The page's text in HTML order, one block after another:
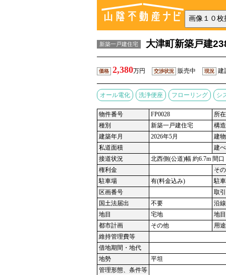
新築一戸建住宅 大津町新築戸建
価格 2,380万円 交渉状況 販売中 現況 建
オール電化 洗浄便座 フローリング シ
物件番号 FP0028
所
種別
新築一戸建住宅
構造
建築年月
2026年5月
建
私道面積
建
接道状況
北西側(公道)幅 約6.7m 間口
権利金
そ
駐車場
有(料金込み)
駐
区画番号
取
国土法届出
不要
沿
地目
宅地
地
都市計画
その他
用
維持管理費等
借地期間・地代
地勢
平坦
管理形態、条件等